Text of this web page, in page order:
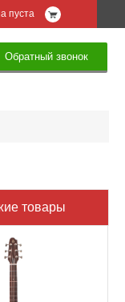
пуста
Обратный звонок
товары